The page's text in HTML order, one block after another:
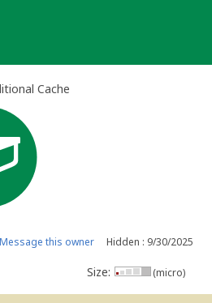
Cache
Message this owner Hidden : 9/30/2025
Size: (micro)